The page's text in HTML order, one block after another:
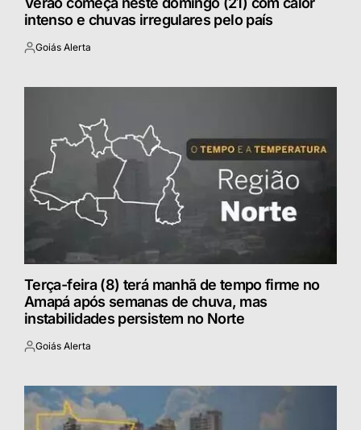
intenso e chuvas irregulares pelo país
Postado
Goiás Alerta
Terça-feira (8) terá manhã de tempo firme no
Amapá após semanas de chuva, mas
instabilidades persistem no Norte
Postado
Goiás Alerta